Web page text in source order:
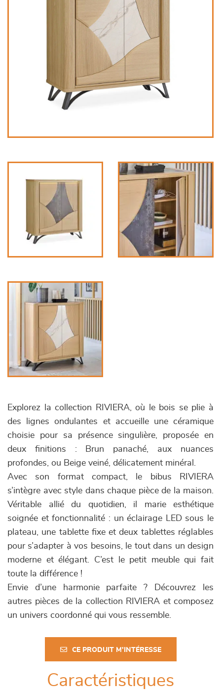
Explorez la collection RIVIERA, où le bois se plie à
des lignes ondulantes et accueille une céramique
choisie pour sa présence singulière, proposée en
deux finitions : Brun panaché, aux nuances
profondes, ou Beige veiné, délicatement minéral.
Avec son format compact, le bibus RIVIERA
s’intègre avec style dans chaque pièce de la maison.
Véritable allié du quotidien, il marie esthétique
soignée et fonctionnalité : un éclairage LED sous le
plateau, une tablette fixe et deux tablettes réglables
pour s’adapter à vos besoins, le tout dans un design
moderne et élégant. C’est le petit meuble qui fait
toute la différence !
Envie d’une harmonie parfaite ? Découvrez les
autres pièces de la collection RIVIERA et composez
un univers coordonné qui vous ressemble.
CE PRODUIT M'INTÉRESSE
Caractéristiques